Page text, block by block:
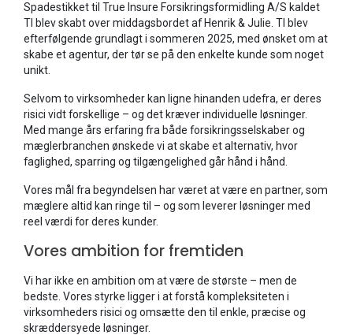
Spadestikket til True Insure Forsikringsformidling A/S kaldet
TI blev skabt over middagsbordet af Henrik & Julie. TI blev
efterfølgende grundlagt i sommeren 2025, med ønsket om at
skabe et agentur, der tør se på den enkelte kunde som noget
unikt.
Selvom to virksomheder kan ligne hinanden udefra, er deres
risici vidt forskellige – og det kræver individuelle løsninger.
Med mange års erfaring fra både forsikringsselskaber og
mæglerbranchen ønskede vi at skabe et alternativ, hvor
faglighed, sparring og tilgængelighed går hånd i hånd.
Vores mål fra begyndelsen har været at være en partner, som
mæglere altid kan ringe til – og som leverer løsninger med
reel værdi for deres kunder.
Vores ambition for fremtiden
Vi har ikke en ambition om at være de største – men de
bedste. Vores styrke ligger i at forstå kompleksiteten i
virksomheders risici og omsætte den til enkle, præcise og
skræddersyede løsninger.